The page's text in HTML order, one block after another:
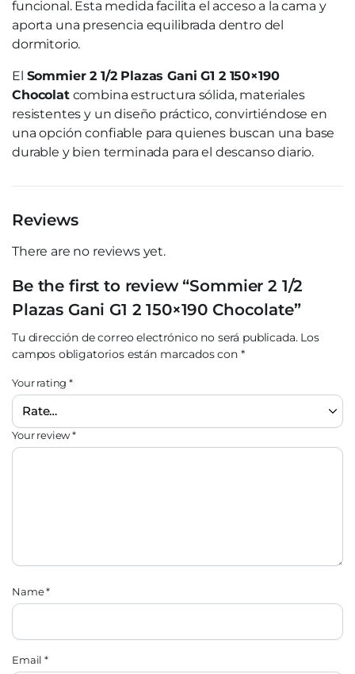
funcional. Esta medida facilita el acceso a la cama y
aporta una presencia equilibrada dentro del
dormitorio.
El Sommier 2 1/2 Plazas Gani G1 2 150×190
Chocolatcombina estructura sólida, materiales
resistentes y un diseño práctico, convirtiéndose en
una opción confiable para quienes buscan una base
durable y bien terminada para el descanso diario.
Reviews
There are no reviews yet.
Be the first to review “Sommier 2 1/2
Plazas Gani G1 2 150×190 Chocolate”
Tu dirección de correo electrónico no será publicada. Los
campos obligatorios están marcados con *
Your rating*
Your review*
Name*
Email*